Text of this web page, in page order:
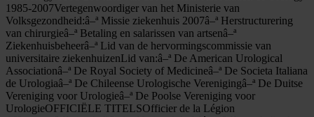
1985-2007Vertegenwoordiger van het Ministerie van
Volksgezondheid:â–ª Missie ziekenhuis 2007â–ª Herstructurering
van chirurgieâ–ª Betaling en salarissen van artsenâ–ª
Ziekenhuisbeheerâ–ª Lid van de hervormingscommissie van
universitaire ziekenhuizenLid van:â–ª De American Urological
Associationâ–ª De Royal Society of Medicineâ–ª De Societa Italiana
de Urologiaâ–ª De Chileense Urologische Verenigingâ–ª De Duitse
Vereniging voor Urologieâ–ª De Poolse Vereniging voor
UrologieOFFICIËLE TITELSOfficier de la Légion